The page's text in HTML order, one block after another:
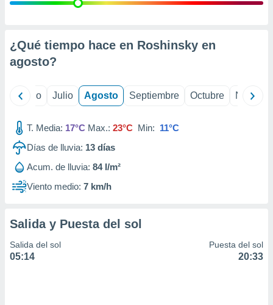
e
mediante
de
1199
¿Qué tiempo hace en Roshinsky en
agosto?
Junio Julio Agosto Septiembre Octubre
T. Media: 17°C Max.: 23°C Min: 11°C
Días de lluvia: 13 días
Acum. de lluvia: 84 l/m²
Viento medio: 7 km/h
Salida y Puesta del sol
Salida del sol
05:14
Puesta del sol
20:33